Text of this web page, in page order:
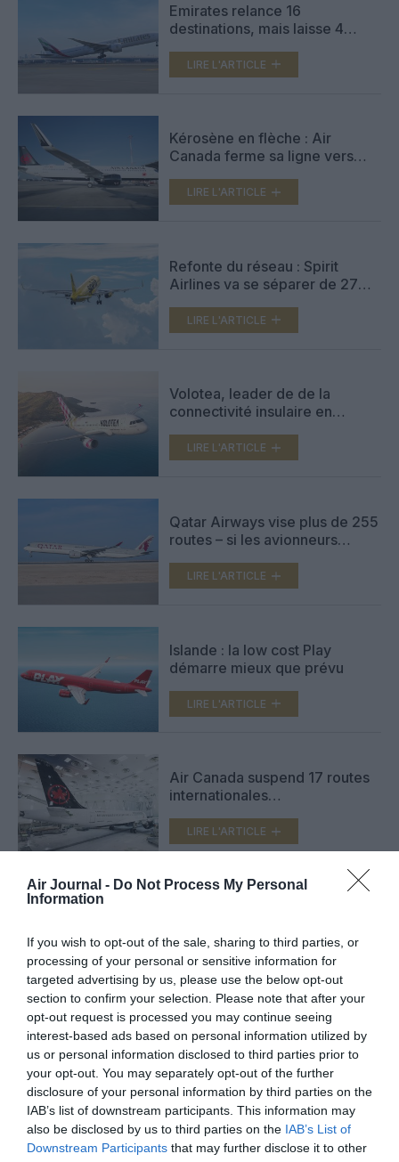
Air Journal - Do Not Process My Personal
Information
If you wish to opt-out of the sale, sharing to third parties, or
processing of your personal or sensitive information for
targeted advertising by us, please use the below opt-out
section to confirm your selection. Please note that after your
opt-out request is processed you may continue seeing
interest-based ads based on personal information utilized by
us or personal information disclosed to third parties prior to
your opt-out. You may separately opt-out of the further
disclosure of your personal information by third parties on the
IAB’s list of downstream participants. This information may
also be disclosed by us to third parties on the IAB’s List of
Downstream Participants that may further disclose it to other
Emirates relance 16
destinations, mais laisse 4
LIRE L'ARTICLE
Kérosène en flèche : Air
Canada ferme sa ligne vers
octobre
LIRE L'ARTICLE
Refonte du réseau : Spirit
Airlines va se séparer de 270
autres
LIRE L'ARTICLE
Volotea, leader de de la
connectivité insulaire en
LIRE L'ARTICLE
Qatar Airways vise plus de 255
routes – si les avionneurs
LIRE L'ARTICLE
Islande : la low cost Play
démarre mieux que prévu
LIRE L'ARTICLE
Air Canada suspend 17 routes
internationales
LIRE L'ARTICLE
LIRE L'ARTICLE
VOIR PLUS D'ARTICLES
FAIRE UN DON